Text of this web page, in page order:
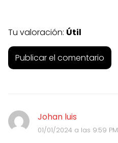
Johan luis
01/01/2024 a las 9:59 PM
Tu valoración: Útil